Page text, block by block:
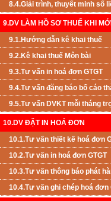
8.4.Giải trình, thuyết minh số
9.DV LÀM HỒ SƠ THUẾ KHI
9.1.Hướng dẫn kê khai thuế
9.2.Kê khai thuế Môn bài
9.3.Tư vấn in hoá đơn GTGT
9.4.Tư vấn đăng báo bố cáo
9.5.Tư vấn DVKT mỗi tháng
10.DV ĐẶT IN HOÁ ĐƠN
10.1.Tư vấn thiết kế hoá đơn
10.2.Tư vấn in hoá đơn GTGT
10.3.Tư vấn thông báo phát
10.4.Tư vấn ghi chép hoá đơn